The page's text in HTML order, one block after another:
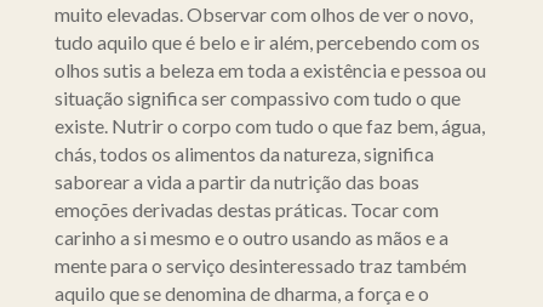
muito elevadas. Observar com olhos de ver o novo,
tudo aquilo que é belo e ir além, percebendo com os
olhos sutis a beleza em toda a existência e pessoa ou
situação significa ser compassivo com tudo o que
existe. Nutrir o corpo com tudo o que faz bem, água,
chás, todos os alimentos da natureza, significa
saborear a vida a partir da nutrição das boas
emoções derivadas destas práticas. Tocar com
carinho a si mesmo e o outro usando as mãos e a
mente para o serviço desinteressado traz também
aquilo que se denomina de dharma, a força e o